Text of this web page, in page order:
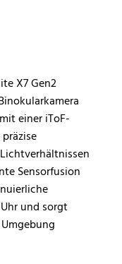
X7 Gen2
einer iToF-
Sensorfusion
und sorgt